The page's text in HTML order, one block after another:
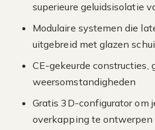
superieure geluidsisolatie
Modulaire systemen die
uitgebreid met glazen
CE-gekeurde constructies,
weersomstandigheden
Gratis 3D-configurator om
overkapping te ontwerpen